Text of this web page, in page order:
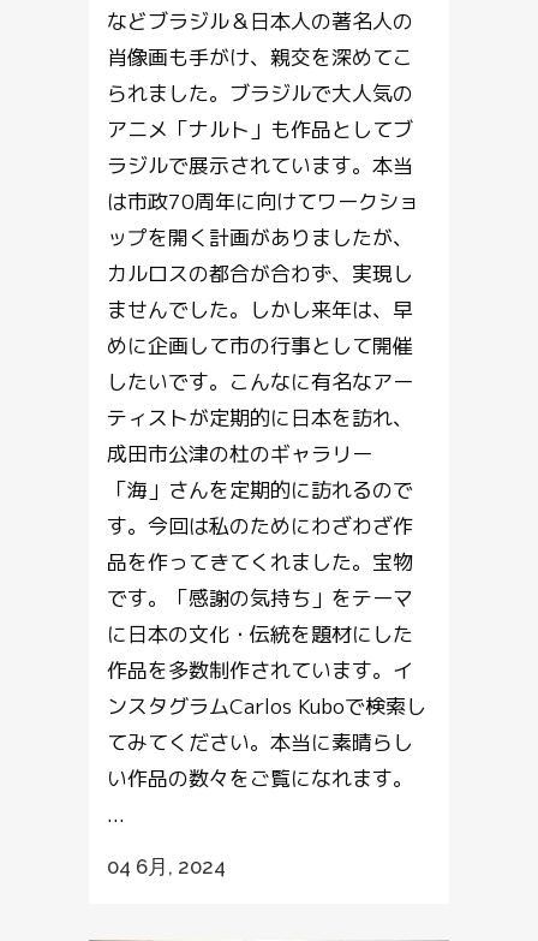
などブラジル＆日本人の著名人の
肖像画も手がけ、親交を深めてこ
られました。ブラジルで大人気の
アニメ「ナルト」も作品としてブ
ラジルで展示されています。本当
は市政70周年に向けてワークショ
ップを開く計画がありましたが、
カルロスの都合が合わず、実現し
ませんでした。しかし来年は、早
めに企画して市の行事として開催
したいです。こんなに有名なアー
ティストが定期的に日本を訪れ、
成田市公津の杜のギャラリー
「海」さんを定期的に訪れるので
す。今回は私のためにわざわざ作
品を作ってきてくれました。宝物
です。「感謝の気持ち」をテーマ
に日本の文化・伝統を題材にした
作品を多数制作されています。イ
ンスタグラムCarlos Kuboで検索し
てみてください。本当に素晴らし
い作品の数々をご覧になれます。
...
04 6月, 2024